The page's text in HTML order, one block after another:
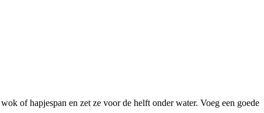
of hapjespan en zet ze voor de helft onder water. Voeg een goede